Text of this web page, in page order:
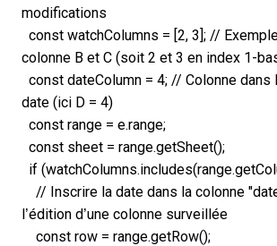
modifications
const watchColumns = [2, 3]; //
colonne B et C (soit 2 et 3 en index 1-
const dateColumn = 4; // Colonne dans
date (ici D = 4)
const range = e.range;
const sheet = range.getSheet();
if
// Inscrire la date dans la colonne
l’édition d’une colonne surveillée
const row = range.getRow();